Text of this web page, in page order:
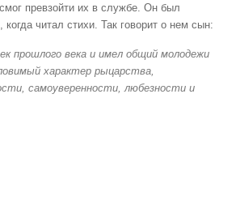
превзойти их в службе. Он был
когда читал стихи. Так говорит о нем сын:
прошлого века и имел общий молодежи
характер рыцарства,
самоуверенности, любезности и